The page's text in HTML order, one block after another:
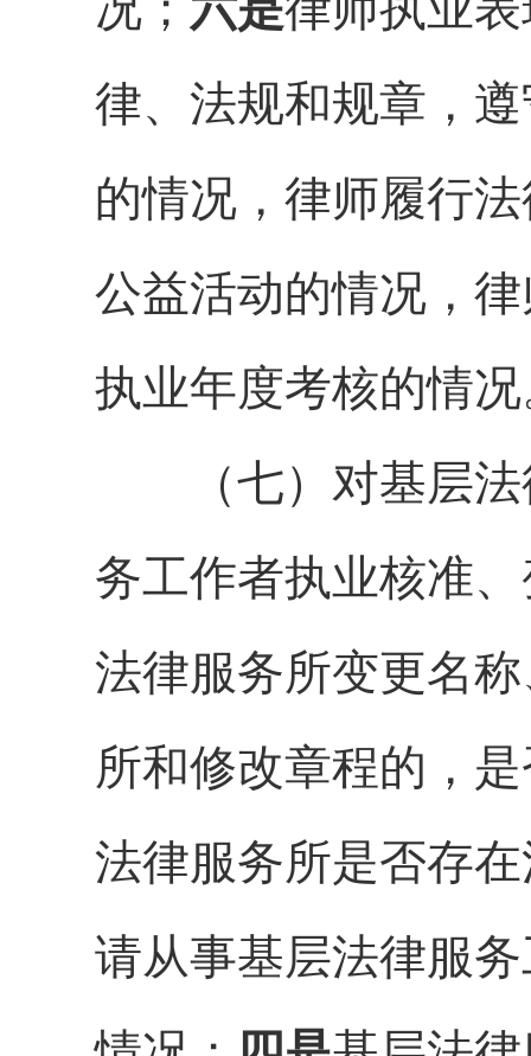
律、法规和规章，
的情况 ， 律师履行
公益活动的情况 ，
执业年度考核的情况
（七）对基层
务工作者执业核准
法律服务所变更名
所和修改章程的，
法律服务所是否存
请从事基层法律服